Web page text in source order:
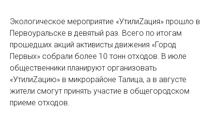
Экологическое мероприятие «УтилиZация» прошло в
Первоуральске в девятый раз. Всего по итогам
прошедших акций активисты движения «Город
Первых» собрали более 10 тонн отходов. В июле
общественники планируют организовать
«УтилиZацию» в микрорайоне Талица, а в августе
жители смогут принять участие в общегородском
приеме отходов.